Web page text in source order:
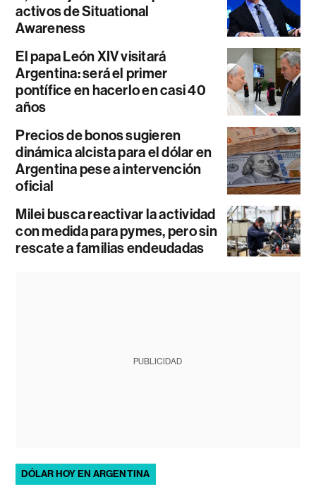
activos de Situational
Awareness
El papa León XIV visitará
Argentina: será el primer
pontífice en hacerlo en casi 40
años
Precios de bonos sugieren
dinámica alcista para el dólar en
Argentina pese a intervención
oficial
Milei busca reactivar la actividad
con medida para pymes, pero sin
rescate a familias endeudadas
PUBLICIDAD
DÓLAR HOY EN ARGENTINA